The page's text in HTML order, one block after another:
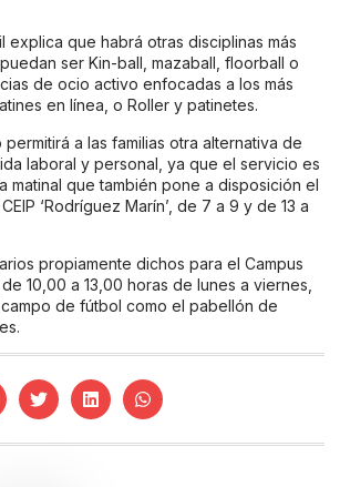
explica que habrá otras disciplinas más
ser Kin-ball, mazaball, floorball o
de ocio activo enfocadas a los más
en línea, o Roller y patinetes.
a las familias otra alternativa de
laboral y personal, ya que el servicio es
matinal que también pone a disposición el
‘Rodríguez Marín’, de 7 a 9 y de 13 a
propiamente dichos para el Campus
10,00 a 13,00 horas de lunes a viernes,
de fútbol como el pabellón de